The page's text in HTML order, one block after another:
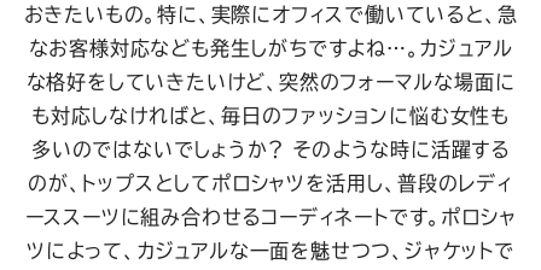
おきたいもの。特に、実際にオフィスで働いていると、急
なお客様対応なども発生しがちですよね…。カジュアル
な格好をしていきたいけど、突然のフォーマルな場面に
も対応しなければと、毎日のファッションに悩む女性も
多いのではないでしょうか？ そのような時に活躍する
のが、トップスとしてポロシャツを活用し、普段のレディ
ーススーツに組み合わせるコーディネートです。ポロシャ
ツによって、カジュアルな一面を魅せつつ、ジャケットで